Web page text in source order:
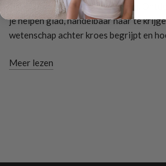
oplossingen om het te bestrijden.
je helpen glad, handelbaar haar te
wetenschap achter kroes begrijpt en
Meer lezen